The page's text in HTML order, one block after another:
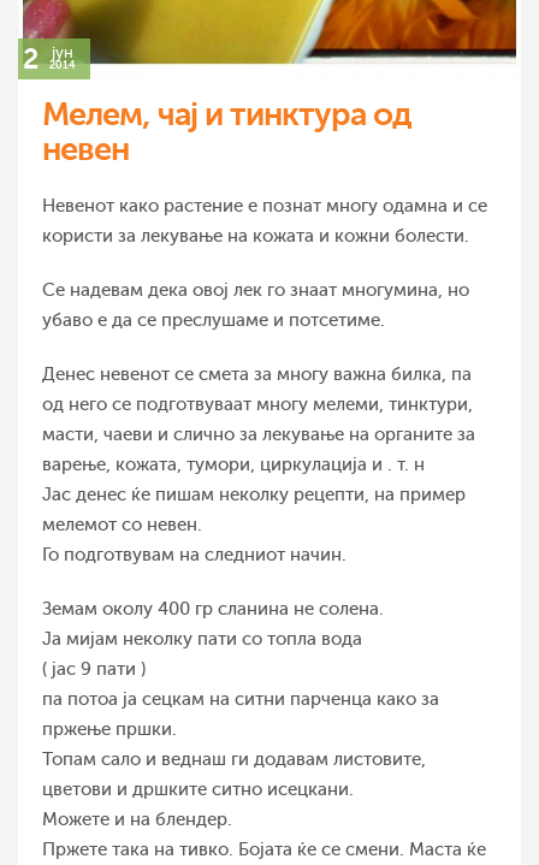
2 јун
2014
Мелем, чај и тинктура од
Невенот како растение е познат многу одамна и се
користи за лекување на кожата и кожни болести.
Се надевам дека овој лек го знаат многумина, но
убаво е да се преслушаме и потсетиме.
Денес невенот се смета за многу важна билка, па
од него се подготвуваат многу мелеми, тинктури,
масти, чаеви и слично за лекување на органите за
варење, кожата, тумори, циркулација и . т. н
Јас денес ќе пишам неколку рецепти, на пример
мелемот со невен.
Го подготвувам на следниот начин.
Земам околу 400 гр сланина не солена.
Ја мијам неколку пати со топла вода
( јас 9 пати )
па потоа ја сецкам на ситни парченца како за
пржење пршки.
Топам сало и веднаш ги додавам листовите,
цветови и дршките ситно исецкани.
Можете и на блендер.
Пржете така на тивко. Бојата ќе се смени. Маста ќе